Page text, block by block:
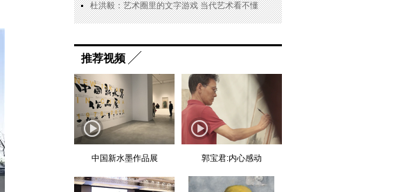
杜洪毅：艺术圈里的文字游戏 当代艺术看不懂
推荐视频
中国新水墨作品展 郭宝君:内心感动